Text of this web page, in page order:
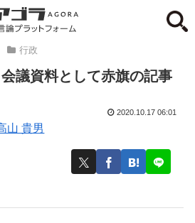
行政
議資料として赤旗の記事
山 貴男
2020.10.17 06:01